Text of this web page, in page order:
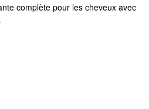
complète pour les cheveux avec